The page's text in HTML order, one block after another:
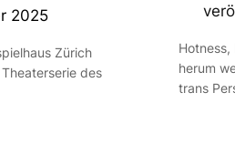
2025
Zürich
des
herum
trans